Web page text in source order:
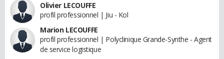
Olivier LECOUFFE
profil professionnel | Jiu - Kol
Marion LECOUFFE
profil professionnel | Polyclinique Grande-Synthe - Agent
de service logistique